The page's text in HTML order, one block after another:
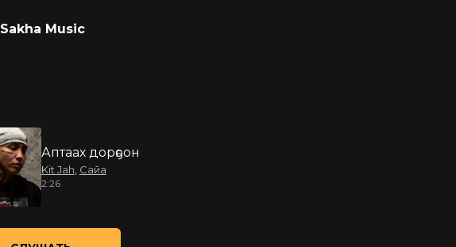
Sakha Music
Аптаах дорҕоон
Kit Jah Сайа
2:26